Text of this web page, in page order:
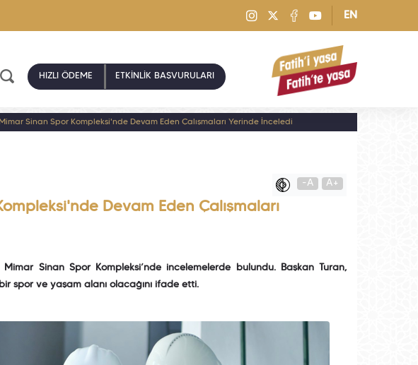
EN
HIZLI ÖDEME ETKİNLİK BAŞVURULARI
Sinan Spor Kompleksi'nde Devam Eden Çalışmaları Yerinde İnceledi
-A A+
Devam Eden Çalışmaları
Sinan Spor Kompleksi’nde incelemelerde bulundu. Başkan Turan,
spor ve yaşam alanı olacağını ifade etti.